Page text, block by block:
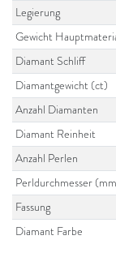
Legierung
Gewicht
Diamant Schliff
Diamantgewicht (ct)
Anzahl Diamanten
Diamant Reinheit
Anzahl Perlen
Perldurchmesser
Fassung
Diamant Farbe